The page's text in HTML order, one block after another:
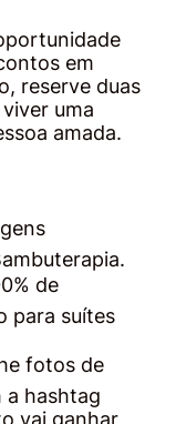
em
reserve duas
uma
amada.
de
para suítes
fotos de
a hashtag
vai ganhar